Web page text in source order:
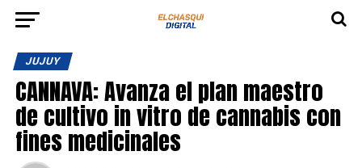
JUJUY
CANNAVA: Avanza el plan maestro
de cultivo in vitro de cannabis con
fines medicinales